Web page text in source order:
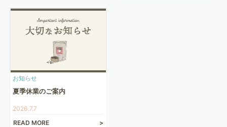
お知らせ
夏季休業のご案内
2026.7.7
READ MORE